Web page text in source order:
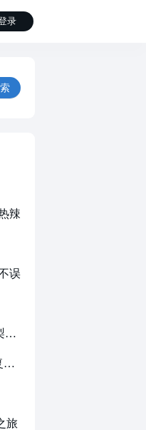
录
辣
误
河南“四大滑雪才子”之首：一朵梨花压海棠的滑雪游记【真情告白】
省事/省力/省钱 体验汽车凹陷修复的技术
旅